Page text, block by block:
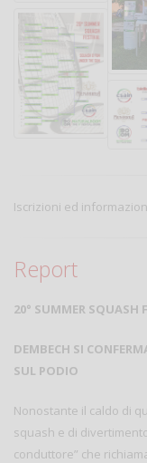
Iscrizioni ed
Report
20° SUMMER SQUASH
DEMBECH SI
SUL PODIO
Nonostante il caldo di
squash e di
conduttore” che